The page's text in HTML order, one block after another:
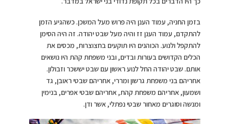
בזמן החניה, עמוד הענן היה פרוש מעל המשכן. כשהגיע הזמן
להתקדם, עמוד הענן זז והיה מעל שבט יהודה. זה היה הסימן
להתקפל ולנוע. הכוהנים היו תוקעים בחצוצרות, מכסים את
הכלים הקדושים בעורות ובדים, ובני משפחת קהת היו נושאים
אותם. שבט יהודה החל לנוע ראשון עם שבט יששכר וזבולון.
אחריהם בני משפחת גרשון ומררי, אחריהם שבטי ראובן, גד
ושמעון, אחריהם משפחת קהת, אחריהם שבטי אפרים, בנימין
ומנשה וסוגרים מאחור שבטי נפתלי, אשר ודן.